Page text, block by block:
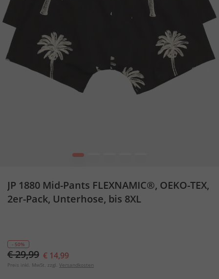
1
JP 1880 Mid-Pants FLEXNAMIC®, OEKO-TEX,
2er-Pack, Unterhose, bis 8XL
- 50%
€ 29,99 € 14,99
Preis inkl. MwSt. zzgl. Versandkosten